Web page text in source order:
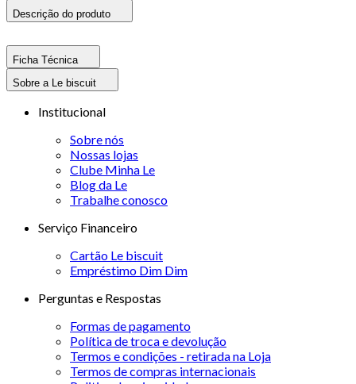
Descrição do produto
Ficha Técnica
Sobre a Le biscuit
Institucional
Sobre nós
Nossas lojas
Clube Minha Le
Blog da Le
Trabalhe conosco
Serviço Financeiro
Cartão Le biscuit
Empréstimo Dim Dim
Perguntas e Respostas
Formas de pagamento
Política de troca e devolução
Termos e condições - retirada na Loja
Termos de compras internacionais